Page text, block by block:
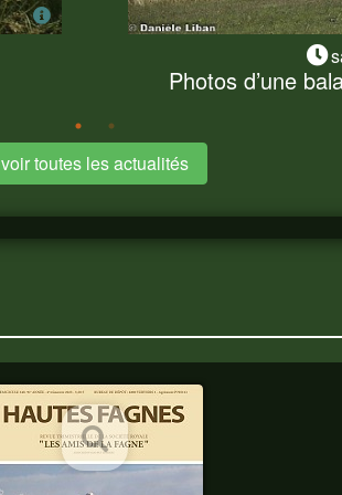
Photos d’une
Photos d’une
voir toutes les actualités
HAUTES